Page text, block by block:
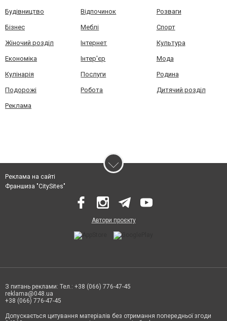
Будівництво Відпочинок Розваги
Бізнес Меблі Спорт
Жіночий розділ Інтернет Культура
Економіка Інтер'єр Мода
Кулінарія Послуги Родина
Подорожі Робота Дитячий розділ
Реклама
Реклама на сайті
Франшиза "CitySites"
Автори проєкту
З питань реклами: Тел.: +38 (066) 776-47-45
reklama@048.ua
+38 (066) 776-47-45
Допускається цитування матеріалів без отримання попередньої згоди